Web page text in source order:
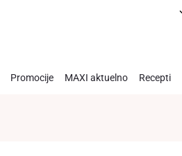
Promocije MAXI aktuelno Recepti